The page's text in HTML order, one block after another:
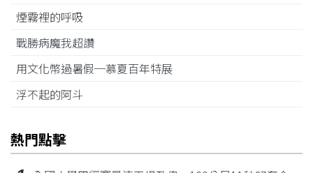
煙霧裡的呼吸
戰勝病魔我超讚
用文化幣過暑假─慕夏百年特展
浮不起的阿斗
熱門點擊